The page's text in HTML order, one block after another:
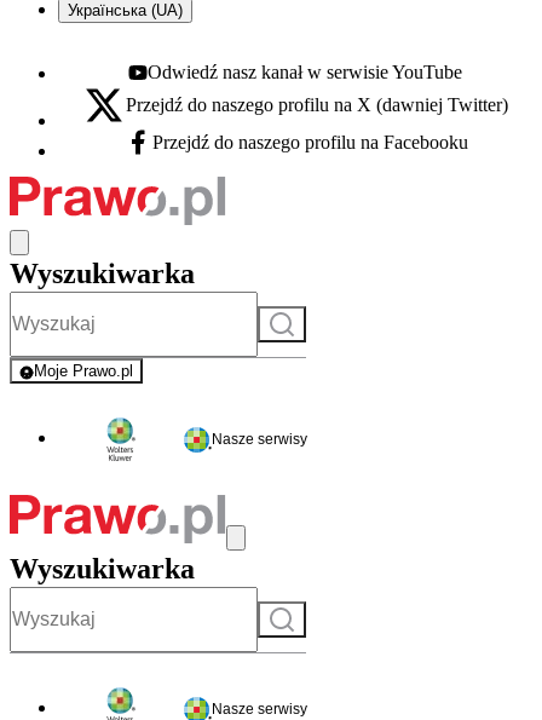
Українська (UA)
Youtube - otwiera się w nowej karcie
Odwiedź nasz kanał w serwisie YouTube
X - otwiera się w nowej karcie
Przejdź do naszego profilu na X (dawniej Twitter)
Facebook - otwiera się w nowej karcie
Przejdź do naszego profilu na Facebooku
Wyszukiwarka
Szukaj
Moje Prawo.pl
- rejestracja i logowanie do serwisu
Nasze serwisy
Wyszukiwarka
Szukaj
Nasze serwisy